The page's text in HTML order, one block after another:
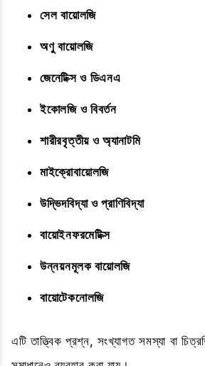
সেল বায়োলজি
অণু বায়োলজি
জেনেটিক্স ও ডিএনএ
ইকোলজি ও বিবর্তন
শারীরবৃত্তীয় ও অ্যানাটমি
মাইক্রোবায়োলজি
উদ্ভিদবিদ্যা ও প্রাণিবিদ্যা
বায়োইনফরমেটিক্স
উন্নয়নমূলক বায়োলজি
বায়োটেকনোলজি
এটি তাত্ত্বিক প্রশ্ন, সংখ্যাগত সমস্যা বা